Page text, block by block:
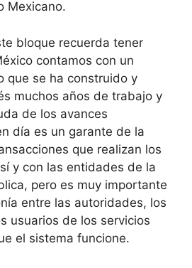
Mexicano.
bloque recuerda tener
contamos con un
que se ha construido y
muchos años de trabajo y
de los avances
día es un garante de la
que realizan los
y con las entidades de la
pero es muy importante
entre las autoridades, los
usuarios de los servicios
el sistema funcione.